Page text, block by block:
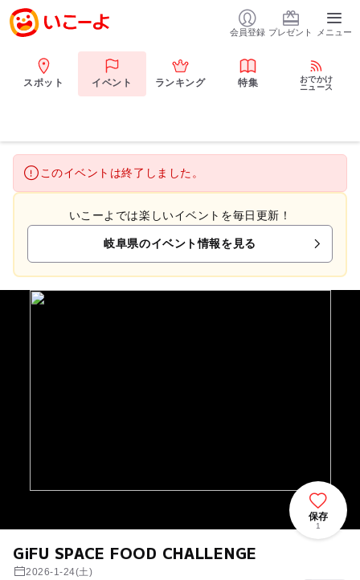
会員登録 プレゼント メニュー
スポット イベント ランキング 特集
おでかけ
ニュース
このイベントは終了しました。
いこーよでは楽しいイベントを毎日更新！
岐阜県のイベント情報を見る
GiFU SPACE FOOD CHALLENGE
2026-1-24(土)
保存
1